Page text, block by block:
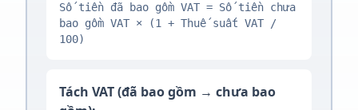
Số tiền đã bao gồm VAT = Số tiền chưa
bao gồm VAT × (1 + Thuế suất VAT /
100)
Tách VAT (đã bao gồm → chưa bao